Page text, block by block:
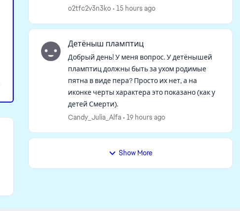
o2tfc2v3n3ko
15 hours ago
Детёныш пламптиц
Добрый день! У меня вопрос. У детёнышей
пламптиц должны быть за ухом родимые
пятна в виде пера? Просто их нет, а на
иконке черты характера это показано (как у
детей Смерти).
Candy_Julia_Alfa
19 hours ago
Show More